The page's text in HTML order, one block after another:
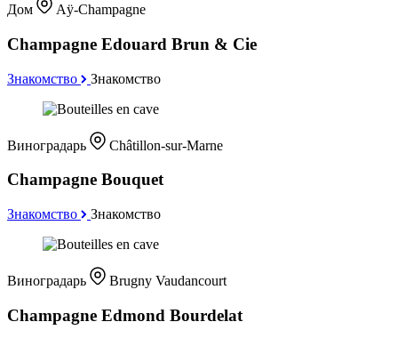
Дом Aÿ-Champagne
Champagne Edouard Brun & Cie
Знакомство Знакомство
Виноградарь Châtillon-sur-Marne
Champagne Bouquet
Знакомство Знакомство
Виноградарь Brugny Vaudancourt
Champagne Edmond Bourdelat